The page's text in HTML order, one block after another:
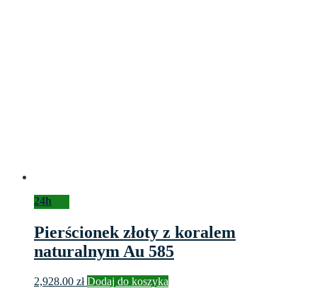
24h
Pierścionek złoty z koralem
naturalnym Au 585
2,928.00 zł Dodaj do koszyka